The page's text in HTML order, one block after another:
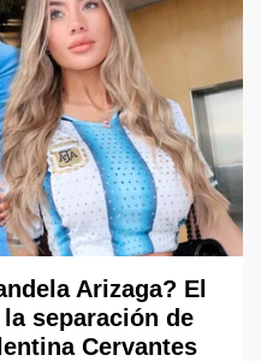
Arizaga? El
separación de
Cervantes